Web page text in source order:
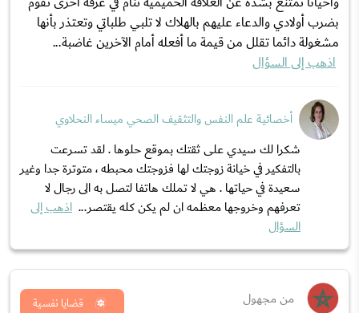
بضرب أولادي والدعاء عليهم بالهلاك لا تلبي طلباتي وتعتذر بأنها
مشغولة دائما تقلل من قيمة ما أفعله أمام الآخرين غاضبة...
اذهب إلى السؤال
أخصائية علم النفس والتثقيف الصحي ميساء النحلاوي
شكرا لك سيدي على ثقتك بموقع حلوها . لقد تسرعت
بالتفكير في خيانة زوجتك لها فزوجتك محبطه ، متوترة جدا وغير
سعيدة في حياتها . هي لا تملك هاتفا لتصل به الى رجال لا
تعرفهم وخروجها معظمه ان لم يكن كله يقتصر... اذهب إلى
السؤال
من مجهول قضايا نفسية